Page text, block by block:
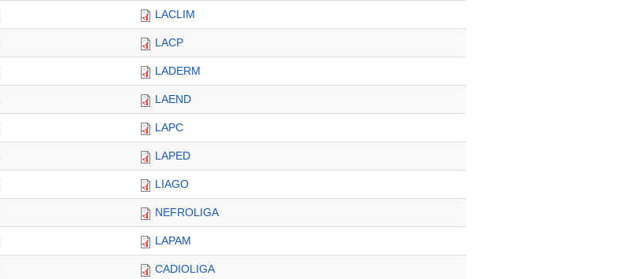
LACLIM
LACP
LADERM
LAEND
LAPC
LAPED
LIAGO
NEFROLIGA
LAPAM
CADIOLIGA